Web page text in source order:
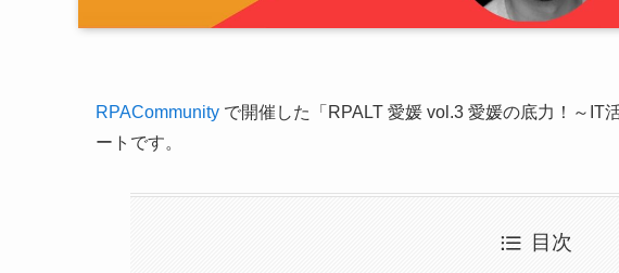
RPACommunity で開催した「RPALT 愛媛 vol.3 愛媛の底力！～IT
ートです。
目次